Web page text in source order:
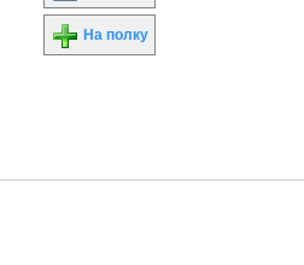
На полку